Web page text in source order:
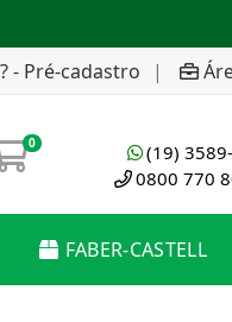
- Pré-cadastro |
0
(19)
0800 770
FABER-CASTELL